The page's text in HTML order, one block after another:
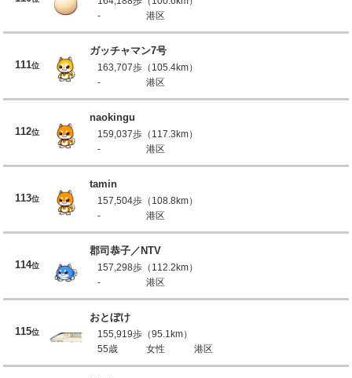
-
港区
111位
ガッチャマン7号
163,707歩（105.4km）
-
港区
112位
naokingu
159,037歩（117.3km）
-
港区
113位
tamin
157,504歩（108.8km）
-
港区
114位
郡司恭子／NTV
157,298歩（112.2km）
-
港区
115位
おとぼけ
155,919歩（95.1km）
55歳
女性 港区